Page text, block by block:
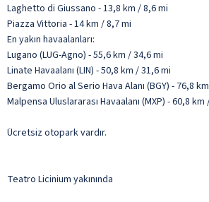
Laghetto di Giussano - 13,8 km / 8,6 mi
Piazza Vittoria - 14 km / 8,7 mi
En yakın havaalanları:
Lugano (LUG-Agno) - 55,6 km / 34,6 mi
Linate Havaalanı (LIN) - 50,8 km / 31,6 mi
Bergamo Orio al Serio Hava Alanı (BGY) - 76,8
Malpensa Uluslararası Havaalanı (MXP) - 60,8 km
Ücretsiz otopark vardır.
Teatro Licinium yakınında